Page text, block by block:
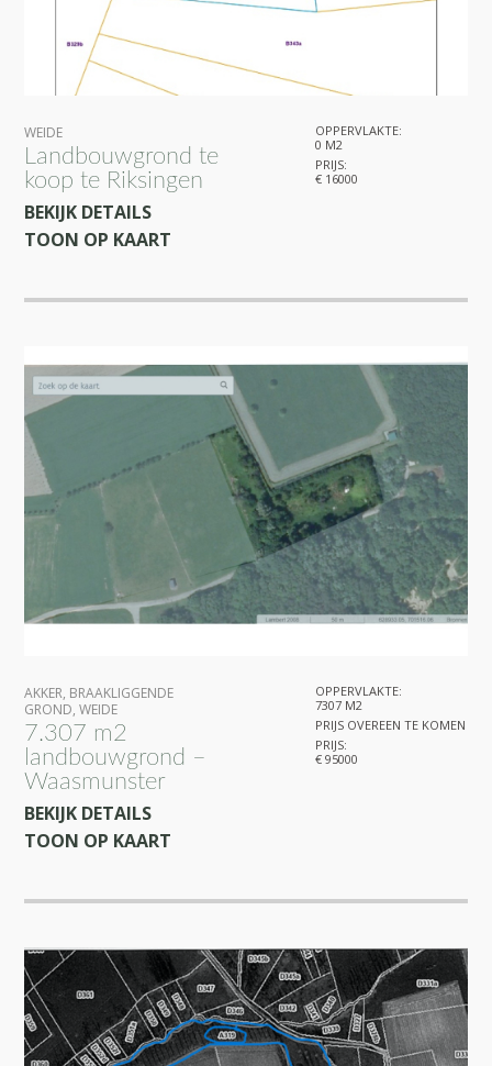
11
27
WEIDE
Landbouwgrond te
koop te Riksingen
BEKIJK DETAILS
TOON OP KAART
OPPERVLAKTE:
0 M2
PRIJS:
€ 16000
AKKER, BRAAKLIGGENDE
GROND,WEIDE
7.307 m2
landbouwgrond –
Waasmunster
BEKIJK DETAILS
TOON OP KAART
OPPERVLAKTE:
7307 M2
PRIJS OVEREEN TE KOMEN
PRIJS:
€ 95000